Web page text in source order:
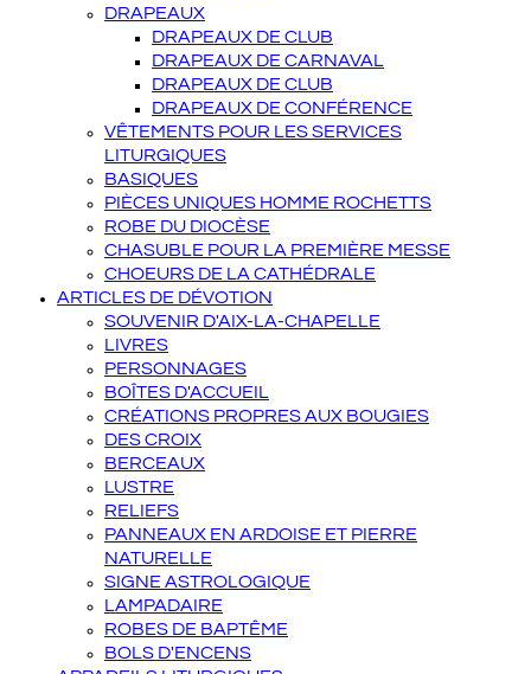
DRAPEAUX
DRAPEAUX DE CLUB
DRAPEAUX DE CARNAVAL
DRAPEAUX DE CLUB
DRAPEAUX DE CONFÉRENCE
VÊTEMENTS POUR LES SERVICES
LITURGIQUES
BASIQUES
PIÈCES UNIQUES HOMME ROCHETTS
ROBE DU DIOCÈSE
CHASUBLE POUR LA PREMIÈRE MESSE
CHOEURS DE LA CATHÉDRALE
ARTICLES DE DÉVOTION
SOUVENIR D'AIX-LA-CHAPELLE
LIVRES
PERSONNAGES
BOÎTES D'ACCUEIL
CRÉATIONS PROPRES AUX BOUGIES
DES CROIX
BERCEAUX
LUSTRE
RELIEFS
PANNEAUX EN ARDOISE ET PIERRE
NATURELLE
SIGNE ASTROLOGIQUE
LAMPADAIRE
ROBES DE BAPTÊME
BOLS D'ENCENS